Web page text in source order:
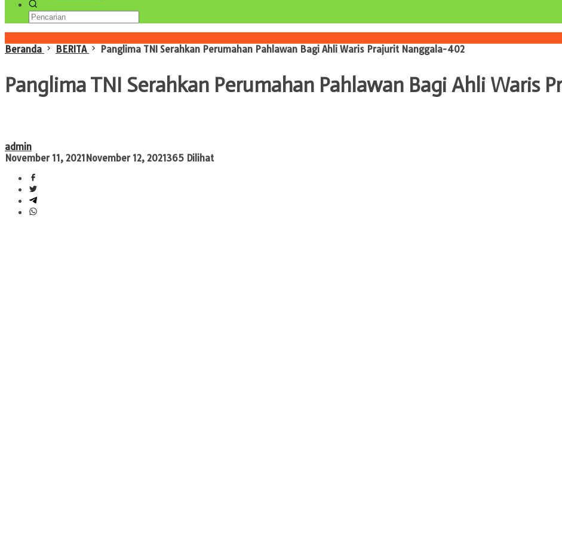
Beranda
BERITA Panglima TNI Serahkan Perumahan Pahlawan Bagi Ahli Waris Prajurit Nanggala-402
Panglima TNI Serahkan Perumahan Pahlawan Bagi Ahli Waris
admin
November 11, 2021November 12, 2021365 Dilihat